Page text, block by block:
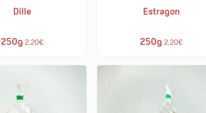
Dille
250g 2.20€
Estragon
250g 2.20€